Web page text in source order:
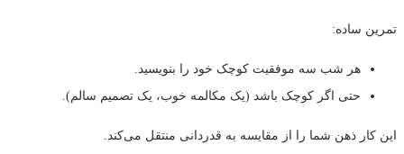
تمرین ساده:
هر شب سه موفقیت کوچک خود را بنویسید.
حتی اگر کوچک باشد (یک مکالمه خوب، یک تصمیم سالم).
این کار ذهن شما را از مقایسه به قدردانی منتقل می‌کند.